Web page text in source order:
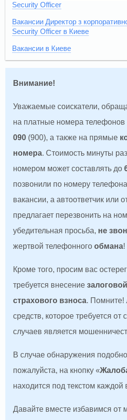
Security Officer
Вакансии Директор з
Security Officer в Киеве
Вакансии в Киеве
Внимание!
Уважаемые соискатели,
на платные номера
090 (900), а также на прямые
номера. Стоимость минуты
номером может составлять до
позвонили по номеру
вакансии, а автоответчик или
предлагает перезвонить на
убедительная просьба, не
жертвой телефонногообмана!
Кроме того, просим вас
требуется внесение
страхового взноса.
средств, которое требуется от
случаев является
В случае обнаружения
пожалуйста, на кнопку «
находится под текстом каждой
Давайте вместе избавимся от